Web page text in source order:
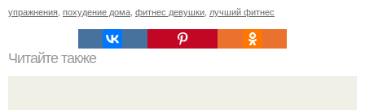
упражнения, похудение дома, фитнес девушки, лучший фитнес
Читайте также